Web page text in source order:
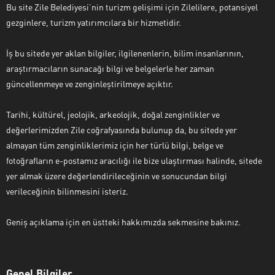
Bu site Zile Belediyesi’nin turizm gelişimi için Zilelilere, potansiyel
gezginlere, turizm yatırımcılara bir hizmetidir.
İş bu sitede yer aklan bilgiler, ilgilenenlerin, bilim insanlarının,
araştırmacıların sunacağı bilgi ve belgelerle her zaman
güncellenmeye ve zenginleştirilmeye açıktır.
Tarihi, kültürel, jeolojik, arkeolojik, doğal zenginlikler ve
değerlerimizden Zile coğrafyasında bulunup da, bu sitede yer
almayan tüm zenginliklerimiz için her türlü bilgi, belge ve
fotoğrafların e-postamız aracılığı ile bize ulaştırması halinde, sitede
yer almak üzere değerlendirileceğinin ve sonucundan bilgi
verileceğinin bilinmesini isteriz.
Geniş açıklama için en üstteki hakkımızda sekmesine bakınız.